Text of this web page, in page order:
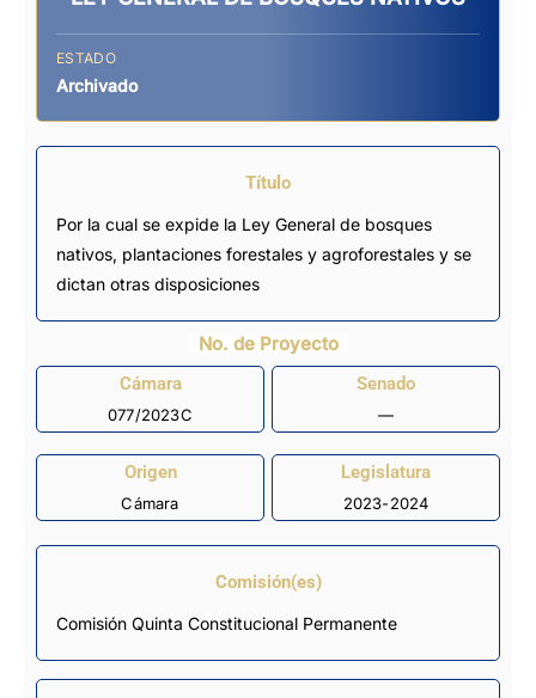
ESTADO
Archivado
Título
Por la cual se expide la Ley General de bosques
nativos, plantaciones forestales y agroforestales y se
dictan otras disposiciones
No. de Proyecto
Cámara
077/2023C
Senado
—
Origen
Cámara
Legislatura
2023-2024
Comisión(es)
Comisión Quinta Constitucional Permanente